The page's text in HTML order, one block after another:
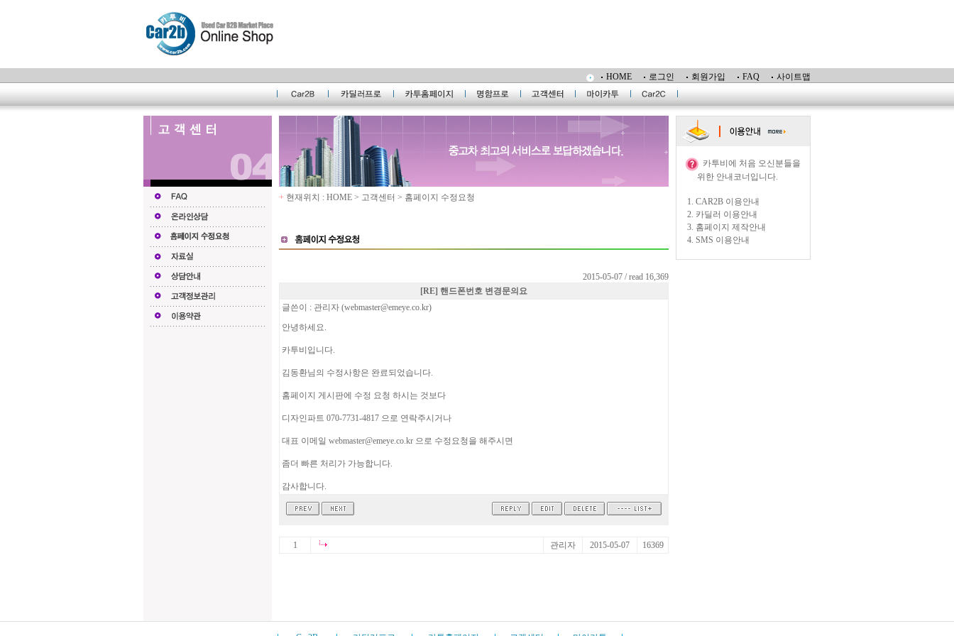
HOME 로그인 회원가입 FAQ 사이트맵
+ 현재위치 : HOME > 고객센터 > 홈페이지 수정요청
2015-05-07 / read 16,369
[RE] 핸드폰번호 변경문의요
글쓴이 : 관리자 (webmaster@emeye.co.kr)
안녕하세요.
카투비입니다.
김동환님의 수정사항은 완료되었습니다.
홈페이지 게시판에 수정 요청 하시는 것보다
디자인파트 070-7731-4817 으로 연락주시거나
대표 이메일 webmaster@emeye.co.kr 으로 수정요청을 해주시면
좀더 빠른 처리가 가능합니다.
감사합니다.
1 관리자 2015-05-07 16369
카투비에 처음 오신분들을
위한 안내코너입니다.
1. CAR2B 이용안내
2. 카딜러 이용안내
3. 홈페이지 제작안내
4. SMS 이용안내